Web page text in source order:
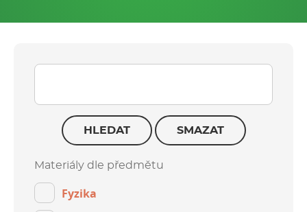
HLEDAT SMAZAT
Materiály dle předmětu
Fyzika